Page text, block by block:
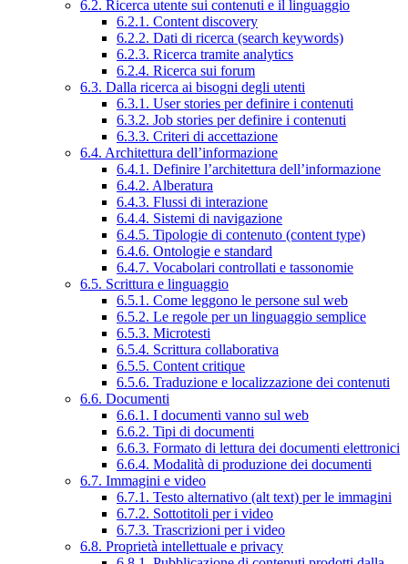
6.2. Ricerca utente sui contenuti e il linguaggio
6.2.1. Content discovery
6.2.2. Dati di ricerca (search keywords)
6.2.3. Ricerca tramite analytics
6.2.4. Ricerca sui forum
6.3. Dalla ricerca ai bisogni degli utenti
6.3.1. User stories per definire i contenuti
6.3.2. Job stories per definire i contenuti
6.3.3. Criteri di accettazione
6.4. Architettura dell’informazione
6.4.1. Definire l’architettura dell’informazione
6.4.2. Alberatura
6.4.3. Flussi di interazione
6.4.4. Sistemi di navigazione
6.4.5. Tipologie di contenuto (content type)
6.4.6. Ontologie e standard
6.4.7. Vocabolari controllati e tassonomie
6.5. Scrittura e linguaggio
6.5.1. Come leggono le persone sul web
6.5.2. Le regole per un linguaggio semplice
6.5.3. Microtesti
6.5.4. Scrittura collaborativa
6.5.5. Content critique
6.5.6. Traduzione e localizzazione dei contenuti
6.6. Documenti
6.6.1. I documenti vanno sul web
6.6.2. Tipi di documenti
6.6.3. Formato di lettura dei documenti elettronici
6.6.4. Modalità di produzione dei documenti
6.7. Immagini e video
6.7.1. Testo alternativo (alt text) per le immagini
6.7.2. Sottotitoli per i video
6.7.3. Trascrizioni per i video
6.8. Proprietà intellettuale e privacy